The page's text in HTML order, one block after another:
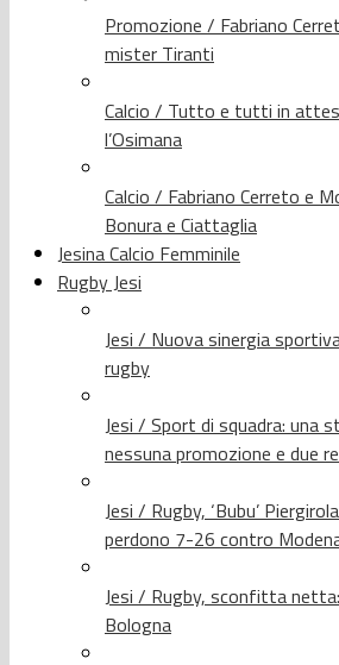
Promozione / Fabriano
mister Tiranti
Calcio / Tutto e tutti in
l’Osimana
Calcio / Fabriano Cerreto e
Bonura e Ciattaglia
Jesina Calcio Femminile
Rugby Jesi
Jesi / Nuova sinergia
rugby
Jesi / Sport di squadra: una
nessuna promozione e due
Jesi / Rugby, ‘Bubu’
perdono 7-26 contro
Jesi / Rugby, sconfitta
Bologna